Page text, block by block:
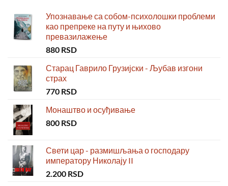
Упознавање са собом-психолошки проблеми
као препреке на путу и њихово
превазилажење
880 RSD
Старац Гаврило Грузијски - Љубав изгони
страх
770 RSD
Монаштво и осуђивање
800 RSD
Свети цар - размишљања о господару
императору Николају II
2.200 RSD